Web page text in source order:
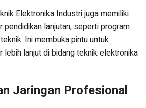
Elektronika Industri juga memiliki
pendidikan lanjutan, seperti program
Ini membuka pintu untuk
lebih lanjut di bidang teknik elektronika
Jaringan Profesional